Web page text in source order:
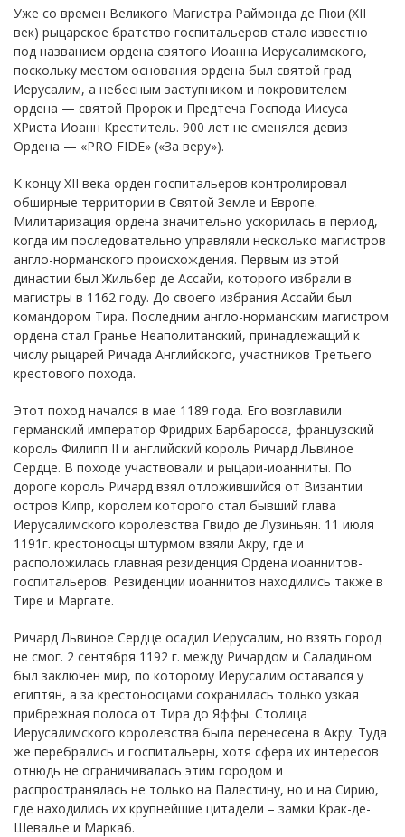
Уже со времен Великого Магистра Раймонда де Пюи (ХII
век) рыцарское братство госпитальеров стало известно
под названием ордена святого Иоанна Иерусалимского,
поскольку местом основания ордена был святой град
Иерусалим, а небесным заступником и покровителем
ордена — святой Пророк и Предтеча Господа Иисуса
ХРиста Иоанн Креститель. 900 лет не сменялся девиз
Ордена — «PRO FIDE» («За веру»).
К концу XII века орден госпитальеров контролировал
обширные территории в Святой Земле и Европе.
Милитаризация ордена значительно ускорилась в период,
когда им последовательно управляли несколько магистров
англо-норманского происхождения. Первым из этой
династии был Жильбер де Ассайи, которого избрали в
магистры в 1162 году. До своего избрания Ассайи был
командором Тира. Последним англо-норманским магистром
ордена стал Гранье Неаполитанский, принадлежащий к
числу рыцарей Ричада Английского, участников Третьего
крестового похода.
Этот поход начался в мае 1189 года. Его возглавили
германский император Фридрих Барбаросса, французский
король Филипп II и английский король Ричард Львиное
Сердце. В походе участвовали и рыцари-иоанниты. По
дороге король Ричард взял отложившийся от Византии
остров Кипр, королем которого стал бывший глава
Иерусалимского королевства Гвидо де Лузиньян. 11 июля
1191г. крестоносцы штурмом взяли Акру, где и
расположилась главная резиденция Ордена иоаннитов-
госпитальеров. Резиденции иоаннитов находились также в
Тире и Маргате.
Ричард Львиное Сердце осадил Иерусалим, но взять город
не смог. 2 сентября 1192 г. между Ричардом и Саладином
был заключен мир, по которому Иерусалим оставался у
египтян, а за крестоносцами сохранилась только узкая
прибрежная полоса от Тира до Яффы. Столица
Иерусалимского королевства была перенесена в Акру. Туда
же перебрались и госпитальеры, хотя сфера их интересов
отнюдь не ограничивалась этим городом и
распространялась не только на Палестину, но и на Сирию,
где находились их крупнейшие цитадели – замки Крак-де-
Шевалье и Маркаб.